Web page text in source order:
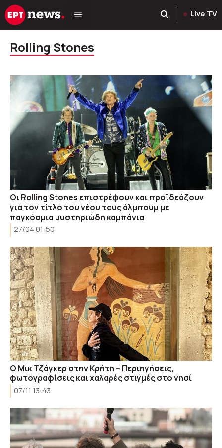
Μετάβαση
σε
Live TV
Rolling Stones
Οι Rolling Stones επιστρέφουν και προϊδεάζουν
για τον τίτλο του νέου τους άλμπουμ με
παγκόσμια μυστηριώδη καμπάνια
27/04 01:50
Ο Μικ Τζάγκερ στην Κρήτη – Περιηγήσεις,
φωτογραφίσεις και χαλαρές στιγμές στο νησί
07/11 13:43